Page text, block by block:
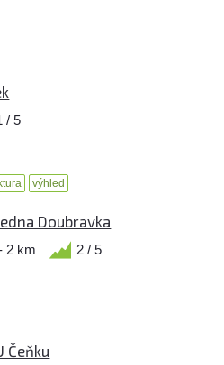
/ 5
výhled
Doubravka
2 km 2 / 5
Čeňku